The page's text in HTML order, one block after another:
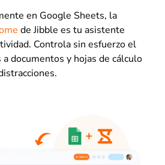
en Google Sheets, la
de Jibble es tu asistente
Controla sin esfuerzo el
documentos y hojas de cálculo